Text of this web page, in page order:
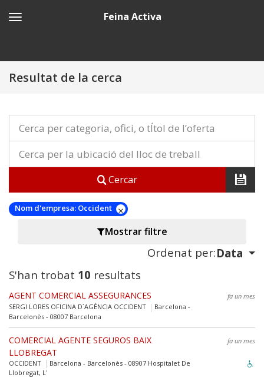
Feina Activa
Resultat de la cerca
Cercar
Nom d'empresa: Occident
Mostrar filtre
Ordenat per:Data
S'han trobat 10 resultats
AGENT COMERCIAL ASSEGURANCES
fa un mes
SERGI LORES OFICINA D´AGÈNCIA OCCIDENT
Barcelona -
Barcelonès - 08007 Barcelona
COMERCIAL AGENTE SEGUROS BAIX
LLOBREGAT
fa un mes
OCCIDENT
Barcelona - Barcelonès - 08907 Hospitalet De
Llobregat, L'